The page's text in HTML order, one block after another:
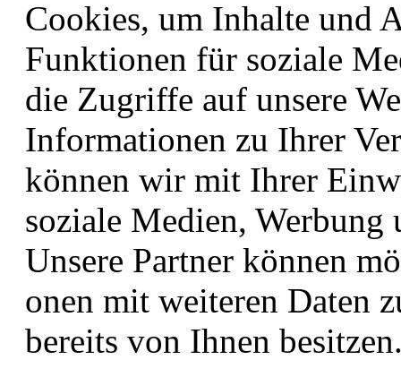
Cookies, um Inhalte und
Funktionen für soziale
die Zugriffe auf unsere
Informationen zu Ihrer
können wir mit Ihrer
soziale Medien, Werbung
Unsere Partner können
onen mit weiteren Daten
bereits von Ihnen